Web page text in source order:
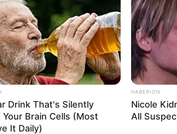
Kezia
VOTE
Drink That's Silently
Brain Cells (Most
It Daily)
HABERION
Nicole
All